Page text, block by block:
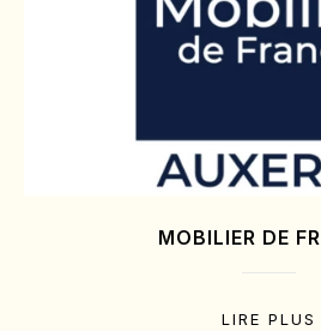
MOBILIER DE
LIRE PLUS